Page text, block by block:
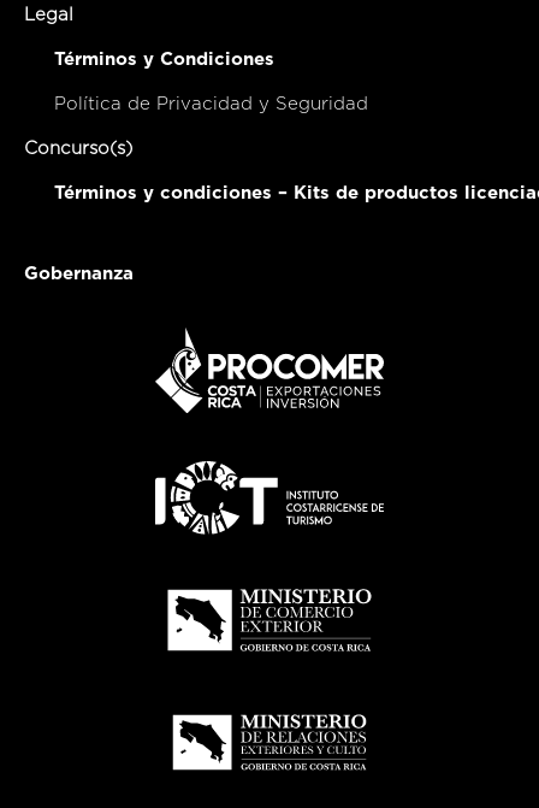
Legal
Términos y Condiciones
Política de Privacidad y Seguridad
Concurso(s)
Términos y condiciones – Kits de productos
Gobernanza